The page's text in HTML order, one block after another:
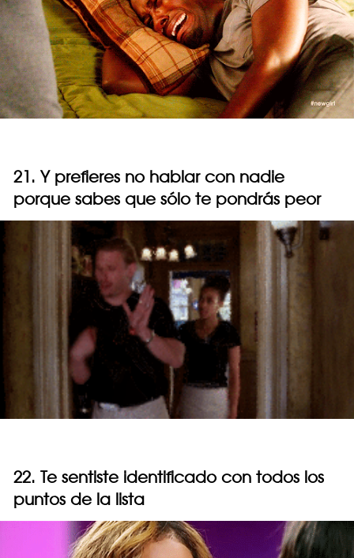
21. Y prefieres no hablar con nadie
porque sabes que sólo te pondrás peor
22. Te sentiste identificado con todos los
puntos de la lista